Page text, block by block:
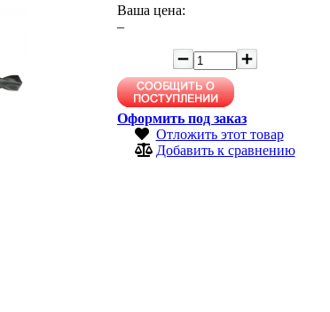
Ваша цена:
–
Оформить под заказ
Отложить этот товар
Добавить к сравнению